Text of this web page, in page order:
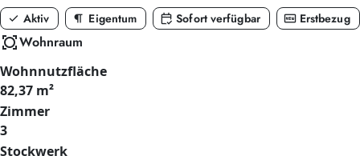
check Aktiv format_paragraph Eigentum calendar_check Sofort verfügbar fiber_new Erstbezug
all_outWohnraum
Wohnnutzfläche
82,37 m²
Zimmer
3
Stockwerk